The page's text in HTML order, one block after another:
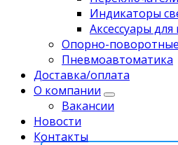
Индикаторы
Аксессуары
Опорно-
Пневмоавтоматика
Доставка/оплата
О компании
Вакансии
Новости
Контакты